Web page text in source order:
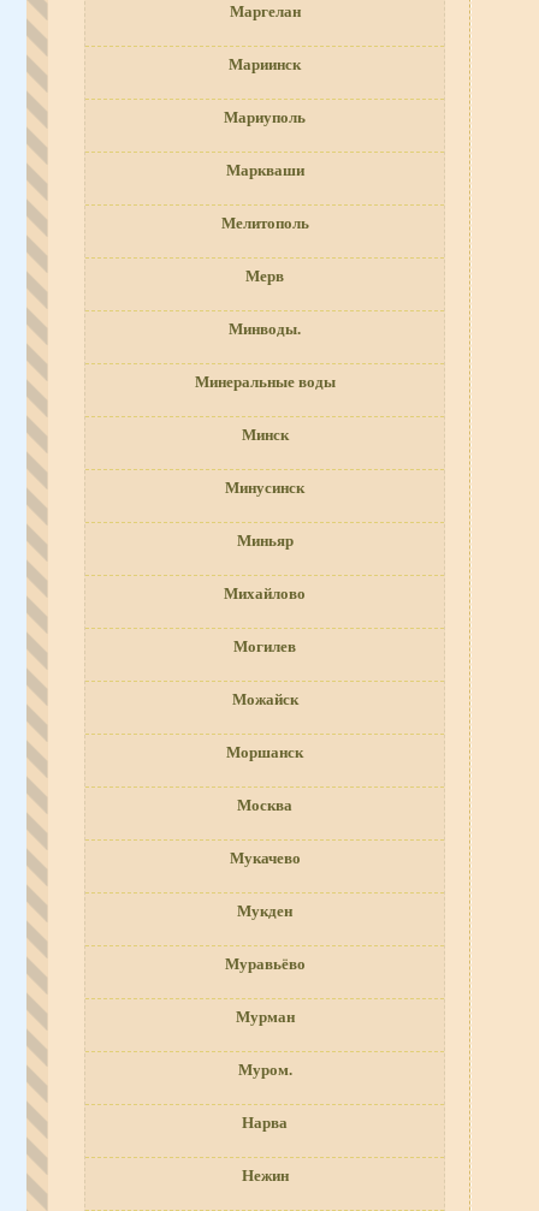
Маргелан
Мариинск
Мариуполь
Маркваши
Мелитополь
Мерв
Минводы.
Минеральные воды
Минск
Минусинск
Миньяр
Михайлово
Могилев
Можайск
Моршанск
Москва
Мукачево
Мукден
Муравьёво
Мурман
Муром.
Нарва
Нежин